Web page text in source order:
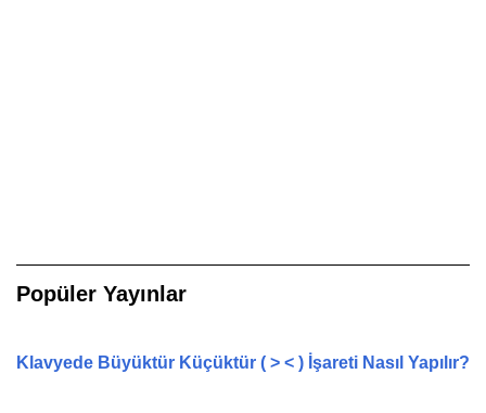
Popüler Yayınlar
Klavyede Büyüktür Küçüktür ( > < ) İşareti Nasıl Yapılır?